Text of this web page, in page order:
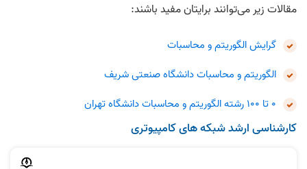
مقالات زیر می‌توانند برایتان مفید باشند:
گرایش الگوریتم و محاسبات
الگوریتم و محاسبات دانشگاه صنعتی شریف
0 تا 100 رشته الگوریتم و محاسبات دانشگاه تهران
کارشناسی ارشد شبکه های کامپیوتری